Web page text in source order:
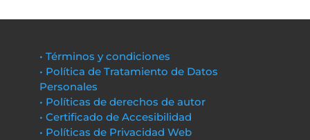
• Términos y condiciones
• Política de Tratamiento de Datos
Personales
• Políticas de derechos de autor
• Certificado de Accesibilidad
• Políticas de Privacidad Web